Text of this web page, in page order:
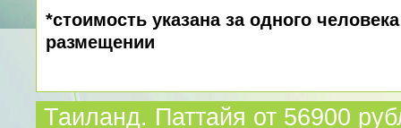
*стоимость указана за одного
размещении
Таиланд. Паттайя от 56900